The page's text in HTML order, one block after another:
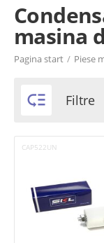
Product filters
Arctic
Luxor
Vestel
Whirlpool
masina
Pagina start / Piese
 Filtre
CAP522UN